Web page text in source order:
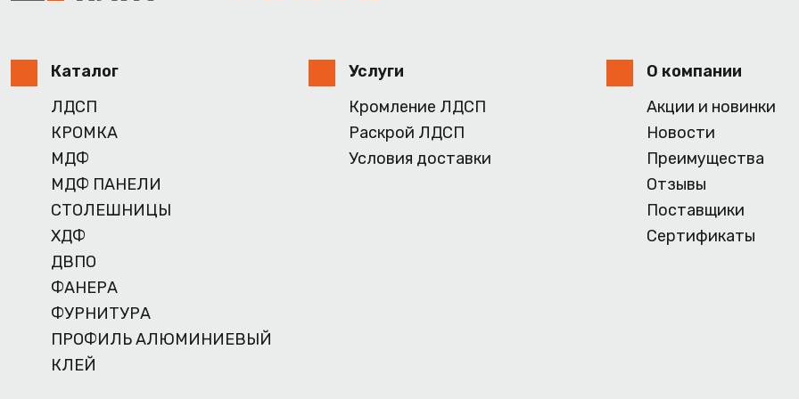
Каталог
ЛДСП
КРОМКА
МДФ
МДФ ПАНЕЛИ
СТОЛЕШНИЦЫ
ХДФ
ДВПО
ФАНЕРА
ФУРНИТУРА
ПРОФИЛЬ АЛЮМИНИЕВЫЙ
КЛЕЙ
Услуги
Кромление ЛДСП
Раскрой ЛДСП
Условия доставки
О компании
Акции и новинки
Новости
Преимущества
Отзывы
Поставщики
Сертификаты